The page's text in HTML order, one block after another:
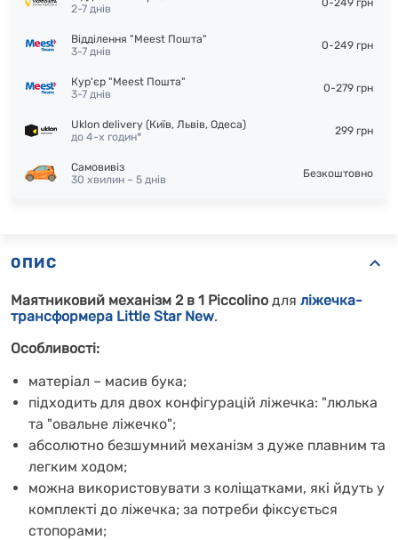
2-7 днів
0-249 грн
Відділення "Meest Пошта"
3-7 днів
0-249 грн
Кур'єр "Meest Пошта"
3-7 днів
0-279 грн
Uklon delivery (Київ, Львів, Одеса)
до 4-х годин*
299 грн
Самовивіз
30 хвилин – 5 днів
Безкоштовно
ОПИС
Маятниковий механізм 2 в 1 Piccolino для ліжечка-
трансформера Little Star New.
Особливості:
матеріал – масив бука;
підходить для двох конфігурацій ліжечка: "люлька
та "овальне ліжечко";
абсолютно безшумний механізм з дуже плавним та
легким ходом;
можна використовувати з коліщатками, які йдуть у
комплекті до ліжечка; за потреби фіксується
стопорами;